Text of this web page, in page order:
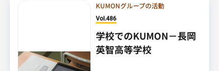
KUMONグループの活動
Vol.486
学校でのKUMON－長岡
英智高等学校